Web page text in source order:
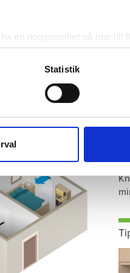
en noggrannhet på upp till
kännetecken
ställ in dina preferenser i
identifierare och
med. Dessa kan i
Statistik
ska
två stycken